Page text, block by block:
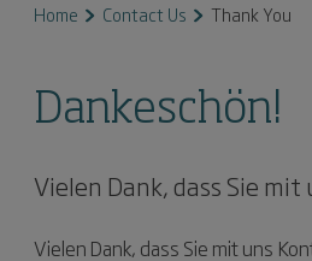
Home Contact Us Thank You
Dankeschön!
Vielen Dank, dass Sie
Vielen Dank, dass Sie mit uns